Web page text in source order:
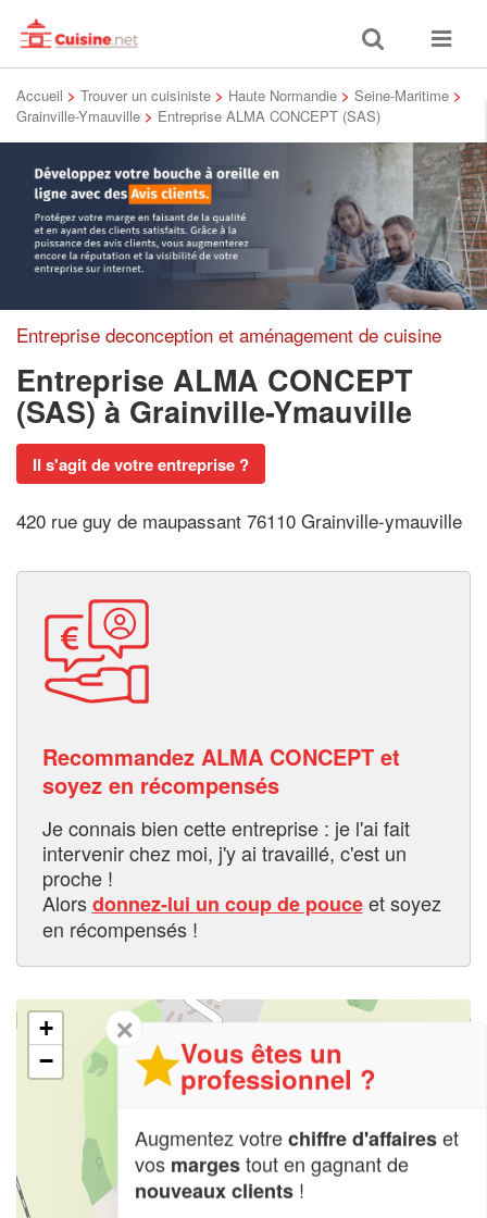
Toggle
search
Toggle
Accueil > Trouver un cuisiniste > Haute Normandie > Seine-Maritime >
Grainville-Ymauville > Entreprise ALMA CONCEPT (SAS)
Entreprise deconception et aménagement de cuisine
Entreprise ALMA CONCEPT
(SAS)à Grainville-Ymauville
Il s'agit de votre entreprise ?
420 rue guy de maupassant 76110 Grainville-ymauville
Recommandez ALMA CONCEPT et
soyez en récompensés
Je connais bien cette entreprise : je l'ai fait
intervenir chez moi, j'y ai travaillé, c'est un
proche !
Alorsdonnez-lui un coup de pouceet soyez
en récompensés !
+
−
✕
Vous êtes un
professionnel ?
Augmentez votrechiffre d'affaireset
vos margestout en gagnant de
nouveaux clients !